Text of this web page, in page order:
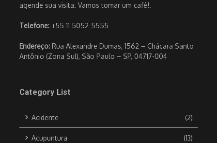
agende sua visita. Vamos tomar um café!.
Telefone: +55 11 5052-5555
Endereço: Rua Alexandre Dumas, 1562 – Chácara Santo
Antônio (Zona Sul), São Paulo – SP, 04717-004
Category List
Acidente (2)
Acupuntura (13)